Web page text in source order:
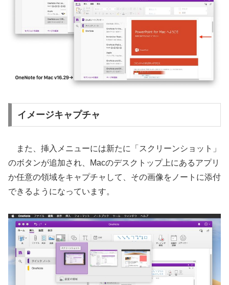
イメージキャプチャ
また、挿入メニューには新たに「スクリーンショット」
のボタンが追加され、Macのデスクトップ上にあるアプリ
か任意の領域をキャプチャして、その画像をノートに添付
できるようになっています。